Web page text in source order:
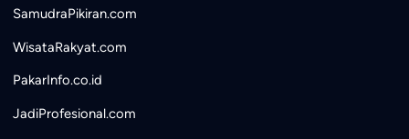
SamudraPikiran.com
WisataRakyat.com
PakarInfo.co.id
JadiProfesional.com